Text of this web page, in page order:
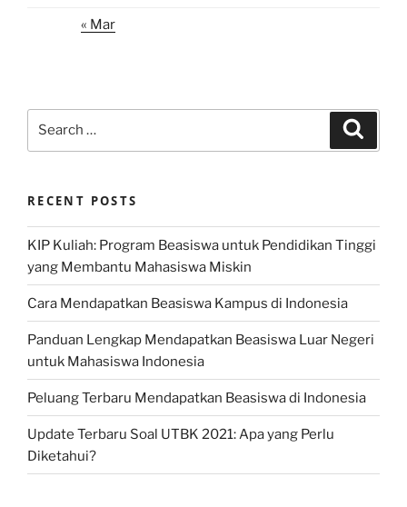
« Mar
RECENT POSTS
KIP Kuliah: Program Beasiswa untuk Pendidikan Tinggi
yang Membantu Mahasiswa Miskin
Cara Mendapatkan Beasiswa Kampus di Indonesia
Panduan Lengkap Mendapatkan Beasiswa Luar Negeri
untuk Mahasiswa Indonesia
Peluang Terbaru Mendapatkan Beasiswa di Indonesia
Update Terbaru Soal UTBK 2021: Apa yang Perlu
Diketahui?